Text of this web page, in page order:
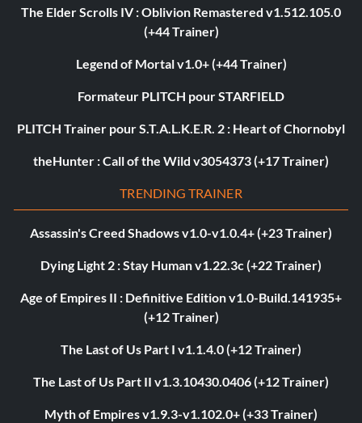
The Elder Scrolls IV : Oblivion Remastered v1.512.105.0
(+44 Trainer)
Legend of Mortal v1.0+ (+44 Trainer)
Formateur PLITCH pour STARFIELD
PLITCH Trainer pour S.T.A.L.K.E.R. 2 : Heart of Chornobyl
theHunter : Call of the Wild v3054373 (+17 Trainer)
TRENDING TRAINER
Assassin's Creed Shadows v1.0-v1.0.4+ (+23 Trainer)
Dying Light 2 : Stay Human v1.22.3c (+22 Trainer)
Age of Empires II : Definitive Edition v1.0-Build.141935+
(+12 Trainer)
The Last of Us Part I v1.1.4.0 (+12 Trainer)
The Last of Us Part II v1.3.10430.0406 (+12 Trainer)
Myth of Empires v1.9.3-v1.102.0+ (+33 Trainer)